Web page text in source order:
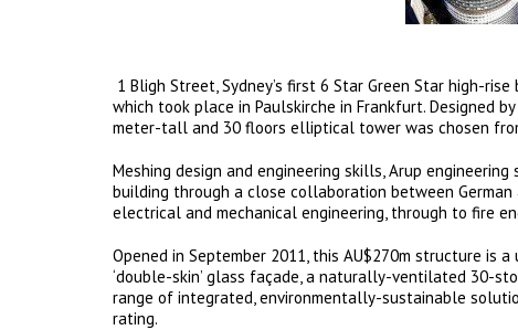
1 Bligh Street, Sydney’s first 6 Star Green Star high-
which took place in Paulskirche in Frankfurt. Designed
meter-tall and 30 floors elliptical tower was chosen
Meshing design and engineering skills, Arup
building through a close collaboration between
electrical and mechanical engineering, through to fire
Opened in September 2011, this AU$270m structure is
‘double-skin’ glass façade, a naturally-ventilated 30-
range of integrated, environmentally-sustainable
rating.